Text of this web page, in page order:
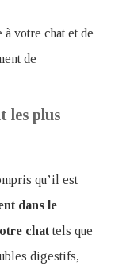
votre chat et de
de
les plus
qu’il est
dans le
chattels que
digestifs,